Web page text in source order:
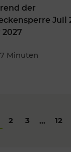
der
Juli
Minuten
2 3 ... 12